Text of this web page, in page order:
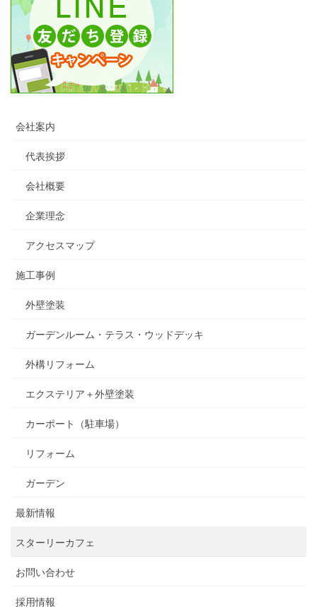
会社案内
代表挨拶
会社概要
企業理念
アクセスマップ
施工事例
外壁塗装
ガーデンルーム・テラス・ウッドデッキ
外構リフォーム
エクステリア＋外壁塗装
カーポート（駐車場）
リフォーム
ガーデン
最新情報
スターリーカフェ
お問い合わせ
採用情報